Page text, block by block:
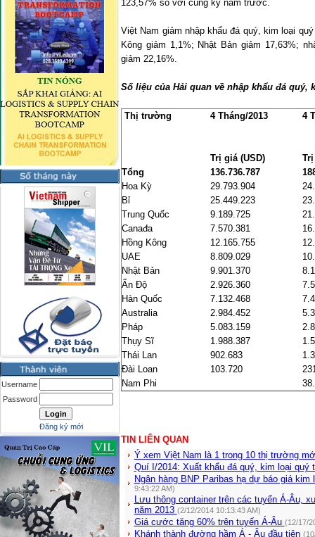
Username
Password
Đăng ký mới
123,57% so với cùng kỳ năm trước.
Việt Nam giảm nhập khẩu đá quý, kim loại
Kông giảm 1,1%; Nhật Bản giảm 17,63%;
giảm 22,16%.
Số liệu của Hải quan về nhập khẩu đá quý,
Thị trường 4 Tháng/2013 4
Trị giá (USD)
Trị
Tổng
136.736.787
Hoa Kỳ
29.793.904
Bỉ
25.449.223
Trung Quốc
9.189.725
Canađa
7.570.381
Hồng Kông
12.165.755
UAE
8.809.029
Nhật Bản
9.901.370
Ấn Độ
2.926.360
Hàn Quốc
7.132.468
Australia
2.984.452
Pháp
5.083.159
Thụy Sĩ
1.988.387
Thái Lan
902.683
Đài Loan
103.720
Nam Phi
TIN LIÊN QUAN
Ý xem Việt Nam là 1 trong 10 thị trường
Quí I/2014: Xuất khẩu đá quý, kim loại quý
Ngân hàng BNP Paribas hạ dự báo giá
9:43:22 AM)
Lưu thông container trên các tuyến Á-Âu,
năm 2013 (2/12/2014 10:13:43 AM)
Giá cước tăng 60% trên tuyến Á-Âu (12/17/
Khánh thành đường hầm Á - Âu đầu tiên